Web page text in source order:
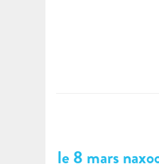
le 8 mars